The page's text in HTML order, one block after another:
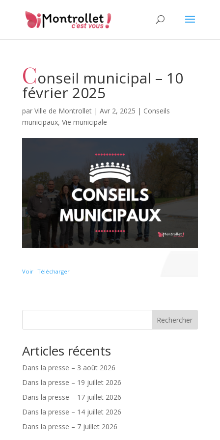
Conseil municipal – 10
février 2025
par Ville de Montrollet| Avr 2, 2025 | Conseils
municipaux, Vie municipale
Voir Télécharger
Rechercher
Articles récents
Dans la presse – 3 août 2026
Dans la presse – 19 juillet 2026
Dans la presse – 17 juillet 2026
Dans la presse – 14 juillet 2026
Dans la presse – 7 juillet 2026